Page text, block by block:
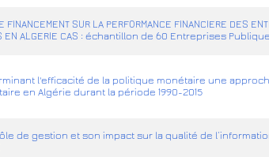
FINANCEMENT SUR LA PERFORMANCE FINANCIERE DES
EN ALGERIE CAS : échantillon de 60 Entreprises
l'efficacité de la politique monétaire une
en Algérie durant la période 1990-2015
de gestion et son impact sur la qualité de